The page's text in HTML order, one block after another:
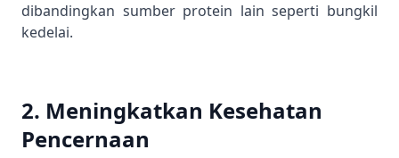
dibandingkan sumber protein lain seperti bungkil
kedelai.
2. Meningkatkan Kesehatan
Pencernaan